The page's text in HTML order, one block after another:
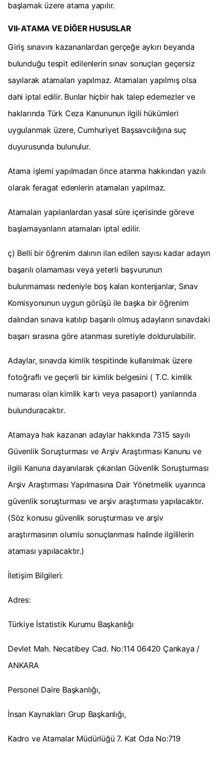
başlamak üzere atama yapılır.
VII-ATAMA VE DİĞER HUSUSLAR
Giriş sınavını kazananlardan gerçeğe aykırı beyanda
bulunduğu tespit edilenlerin sınav sonuçları geçersiz
sayılarak atamaları yapılmaz. Atamaları yapılmış olsa
dahi iptal edilir. Bunlar hiçbir hak talep edemezler ve
haklarında Türk Ceza Kanununun ilgili hükümleri
uygulanmak üzere, Cumhuriyet Başsavcılığına suç
duyurusunda bulunulur.
Atama işlemi yapılmadan önce atanma hakkından yazılı
olarak feragat edenlerin atamaları yapılmaz.
Atamaları yapılanlardan yasal süre içerisinde göreve
başlamayanların atamaları iptal edilir.
ç) Belli bir öğrenim dalının ilan edilen sayısı kadar adayın
başarılı olamaması veya yeterli başvurunun
bulunmaması nedeniyle boş kalan kontenjanlar, Sınav
Komisyonunun uygun görüşü ile başka bir öğrenim
dalından sınava katılıp başarılı olmuş adayların sınavdaki
başarı sırasına göre atanması suretiyle doldurulabilir.
Adaylar, sınavda kimlik tespitinde kullanılmak üzere
fotoğraflı ve geçerli bir kimlik belgesini ( T.C. kimlik
numarası olan kimlik kartı veya pasaport) yanlarında
bulunduracaktır.
Atamaya hak kazanan adaylar hakkında 7315 sayılı
Güvenlik Soruşturması ve Arşiv Araştırması Kanunu ve
ilgili Kanuna dayanılarak çıkarılan Güvenlik Soruşturması
Arşiv Araştırması Yapılmasına Dair Yönetmelik uyarınca
güvenlik soruşturması ve arşiv araştırması yapılacaktır.
(Söz konusu güvenlik soruşturması ve arşiv
araştırmasının olumlu sonuçlanması halinde ilgililerin
ataması yapılacaktır.)
İletişim Bilgileri:
Adres:
Türkiye İstatistik Kurumu Başkanlığı
Devlet Mah. Necatibey Cad. No:114 06420 Çankaya /
ANKARA
Personel Daire Başkanlığı,
İnsan Kaynakları Grup Başkanlığı,
Kadro ve Atamalar Müdürlüğü 7. Kat Oda No:719